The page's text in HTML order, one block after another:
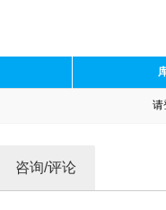
请
咨询/评论